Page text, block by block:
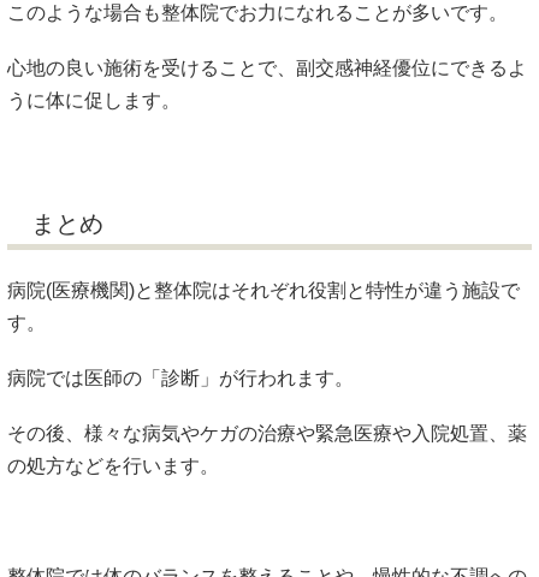
このような場合も整体院でお力になれることが多いです。
心地の良い施術を受けることで、副交感神経優位にできるよ
うに体に促します。
まとめ
病院(医療機関)と整体院はそれぞれ役割と特性が違う施設で
す。
病院では医師の「診断」が行われます。
その後、様々な病気やケガの治療や緊急医療や入院処置、薬
の処方などを行います。